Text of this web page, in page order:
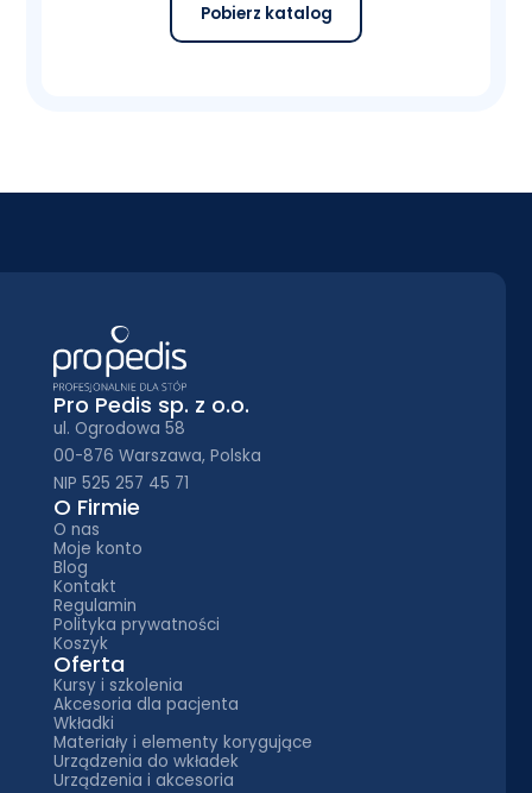
Pobierz katalog
Pro Pedis sp. z o.o.
ul. Ogrodowa 58
00-876 Warszawa, Polska
NIP 525 257 45 71
O Firmie
O nas
Moje konto
Blog
Kontakt
Regulamin
Polityka prywatności
Koszyk
Oferta
Kursy i szkolenia
Akcesoria dla pacjenta
Wkładki
Materiały i elementy korygujące
Urządzenia do wkładek
Urządzenia i akcesoria